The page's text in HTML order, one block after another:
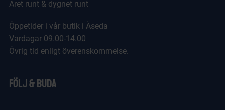
Året runt & dygnet runt
Öppetider i vår butik i Åseda
Vardagar 09.00-14.00
Övrig tid enligt överenskommelse.
Följ & Buda